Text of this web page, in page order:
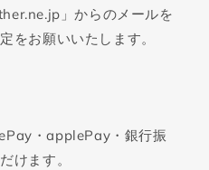
」からのメールを
をお願いいたします。
・applePay・銀行振
けます。